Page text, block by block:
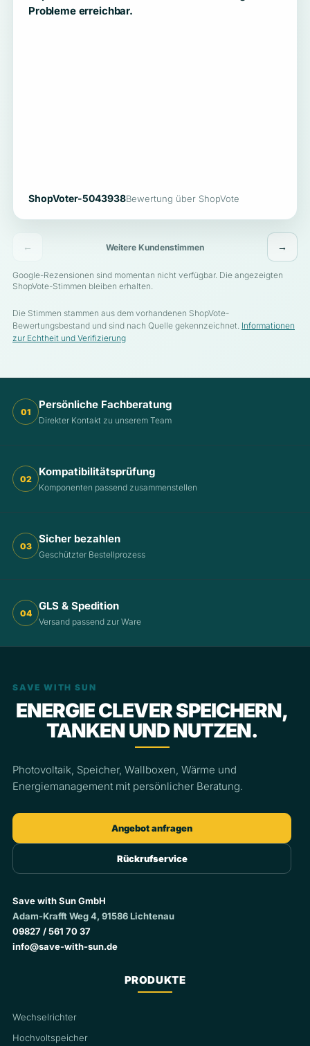
Probleme erreichbar.
ShopVoter-5043938Bewertung über ShopVote
← Weitere Kundenstimmen →
Google-Rezensionen sind momentan nicht verfügbar. Die angezeigten
ShopVote-Stimmen bleiben erhalten.
Die Stimmen stammen aus dem vorhandenen ShopVote-
Bewertungsbestand und sind nach Quelle gekennzeichnet. Informationen
zur Echtheit und Verifizierung
01
Persönliche Fachberatung
Direkter Kontakt zu unserem Team
02
Kompatibilitätsprüfung
Komponenten passend zusammenstellen
03
Sicher bezahlen
Geschützter Bestellprozess
04
GLS & Spedition
Versand passend zur Ware
SAVE WITH SUN
ENERGIE CLEVER SPEICHERN,
TANKEN UND NUTZEN.
Photovoltaik, Speicher, Wallboxen, Wärme und
Energiemanagement mit persönlicher Beratung.
Angebot anfragen
Rückrufservice
Save with Sun GmbH
Adam-Krafft Weg 4, 91586 Lichtenau
09827 / 561 70 37
info@save-with-sun.de
PRODUKTE
Wechselrichter
Hochvoltspeicher